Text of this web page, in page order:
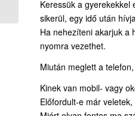
Keressük a gyerekekkel
sikerül, egy idő után
Ha nehezíteni akarjuk a
nyomra vezethet.
Miután meglett a
Kinek van mobil- vagy
Előfordult-e már